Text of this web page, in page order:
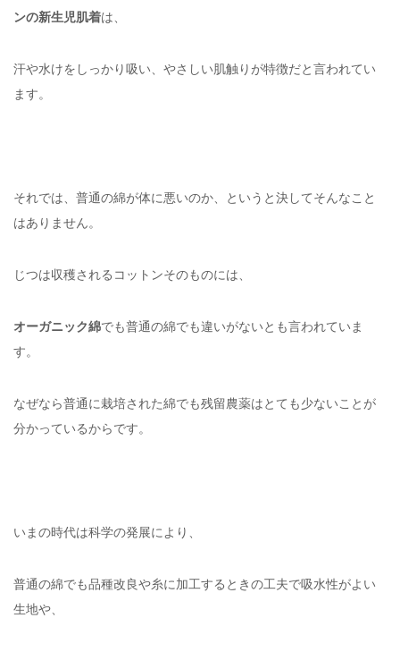
ンの新生児肌着は、
汗や水けをしっかり吸い、やさしい肌触りが特徴だと言われてい
ます。
それでは、普通の綿が体に悪いのか、というと決してそんなこと
はありません。
じつは収穫されるコットンそのものには、
オーガニック綿でも普通の綿でも違いがないとも言われていま
す。
なぜなら普通に栽培された綿でも残留農薬はとても少ないことが
分かっているからです。
いまの時代は科学の発展により、
普通の綿でも品種改良や糸に加工するときの工夫で吸水性がよい
生地や、